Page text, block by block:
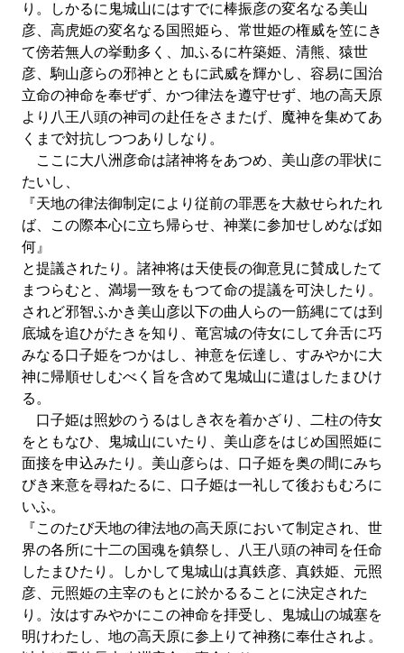
り。しかるに鬼城山にはすでに棒振彦の変名なる美山
彦、高虎姫の変名なる国照姫ら、常世姫の権威を笠にき
て傍若無人の挙動多く、加ふるに杵築姫、清熊、猿世
彦、駒山彦らの邪神とともに武威を輝かし、容易に国治
立命の神命を奉ぜず、かつ律法を遵守せず、地の高天原
より八王八頭の神司の赴任をさまたげ、魔神を集めてあ
くまで対抗しつつありしなり。
ここに大八洲彦命は諸神将をあつめ、美山彦の罪状に
たいし、
『天地の律法御制定により従前の罪悪を大赦せられたれ
ば、この際本心に立ち帰らせ、神業に参加せしめなば如
何』
と提議されたり。諸神将は天使長の御意見に賛成したて
まつらむと、満場一致をもつて命の提議を可決したり。
されど邪智ふかき美山彦以下の曲人らの一筋縄にては到
底城を追ひがたきを知り、竜宮城の侍女にして弁舌に巧
みなる口子姫をつかはし、神意を伝達し、すみやかに大
神に帰順せしむべく旨を含めて鬼城山に遣はしたまひけ
る。
口子姫は照妙のうるはしき衣を着かざり、二柱の侍女
をともなひ、鬼城山にいたり、美山彦をはじめ国照姫に
面接を申込みたり。美山彦らは、口子姫を奥の間にみち
びき来意を尋ねたるに、口子姫は一礼して後おもむろに
いふ。
『このたび天地の律法地の高天原において制定され、世
界の各所に十二の国魂を鎮祭し、八王八頭の神司を任命
したまひたり。しかして鬼城山は真鉄彦、真鉄姫、元照
彦、元照姫の主宰のもとに於かるることに決定された
り。汝はすみやかにこの神命を拝受し、鬼城山の城塞を
明けわたし、地の高天原に参上りて神務に奉仕されよ。